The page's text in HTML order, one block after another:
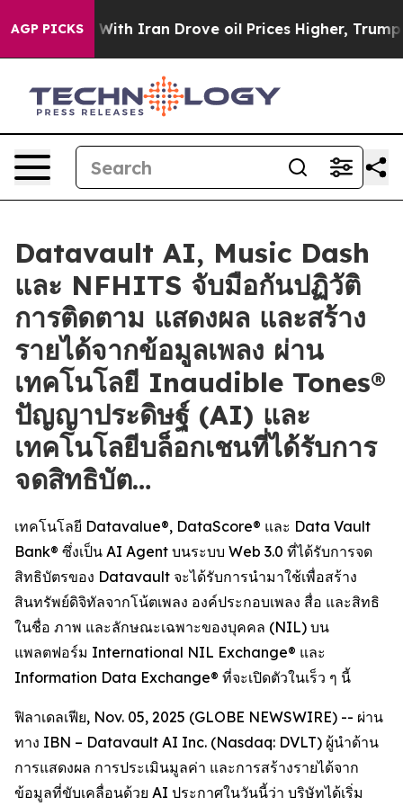
AGP PICKS
With Iran Drove oil Prices Higher, Trump Gave
Datavault AI, Music Dash
และ NFHITS จับมือกันปฏิวัติ
การติดตาม แสดงผล และสร้าง
รายได้จากข้อมูลเพลง ผ่าน
เทคโนโลยี Inaudible Tones®
ปัญญาประดิษฐ์ (AI) และ
เทคโนโลยีบล็อกเชนที่ได้รับการ
จดสิทธิบัต…
เทคโนโลยี Datavalue®, DataScore® และ Data Vault
Bank® ซึ่งเป็น AI Agent บนระบบ Web 3.0 ที่ได้รับการจด
สิทธิบัตรของ Datavault จะได้รับการนำมาใช้เพื่อสร้าง
สินทรัพย์ดิจิทัลจากโน้ตเพลง องค์ประกอบเพลง สื่อ และสิทธิ
ในชื่อ ภาพ และลักษณะเฉพาะของบุคคล (NIL) บน
แพลตฟอร์ม International NIL Exchange® และ
Information Data Exchange® ที่จะเปิดตัวในเร็ว ๆ นี้
ฟิลาเดลเฟีย, Nov. 05, 2025 (GLOBE NEWSWIRE) -- ผ่าน
ทาง IBN – Datavault AI Inc. (Nasdaq: DVLT) ผู้นำด้าน
การแสดงผล การประเมินมูลค่า และการสร้างรายได้จาก
ข้อมูลที่ขับเคลื่อนด้วย AI ประกาศในวันนี้ว่า บริษัทได้เริ่ม